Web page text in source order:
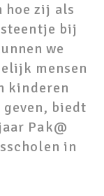
hoe zij als
bij
we
mensen
kinderen
biedt
Pak@
in